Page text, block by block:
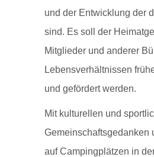
und der Entwicklung der
sind. Es soll der
Mitglieder und anderer
Lebensverhältnissen
und gefördert werden.
Mit kulturellen und
Gemeinschaftsgedanken
auf Campingplätzen in